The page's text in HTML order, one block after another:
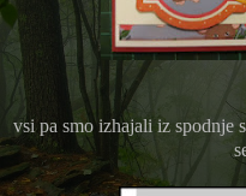
vsi pa smo izhajali iz spodnje